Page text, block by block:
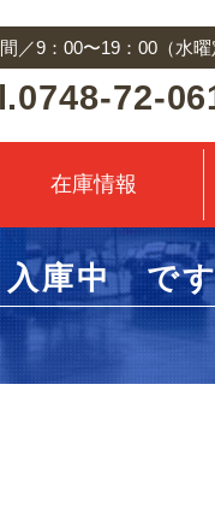
／9：00〜19：00（水曜
72-
在庫情報
入庫中 で